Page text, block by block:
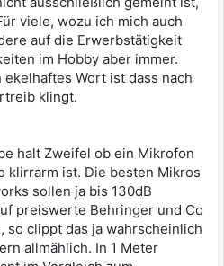
viele, wozu ich mich auch
auf die Erwerbstätigkeit
im Hobby aber immer.
Wort ist dass nach
klingt.
halt Zweifel ob ein Mikrofon
klirrarm ist. Die besten Mikros
sollen ja bis 130dB
preiswerte Behringer und Co
so clippt das ja wahrscheinlich
allmählich. In 1 Meter